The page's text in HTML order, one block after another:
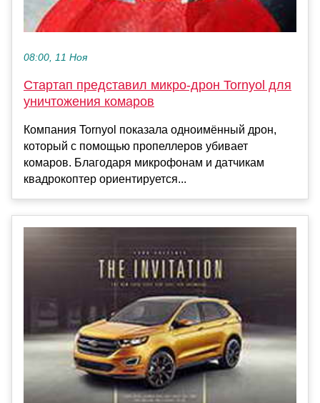
08:00, 11 Ноя
Стартап представил микро-дрон Tornyol для
уничтожения комаров
Компания Tornyol показала одноимённый дрон,
который с помощью пропеллеров убивает
комаров. Благодаря микрофонам и датчикам
квадрокоптер ориентируется...